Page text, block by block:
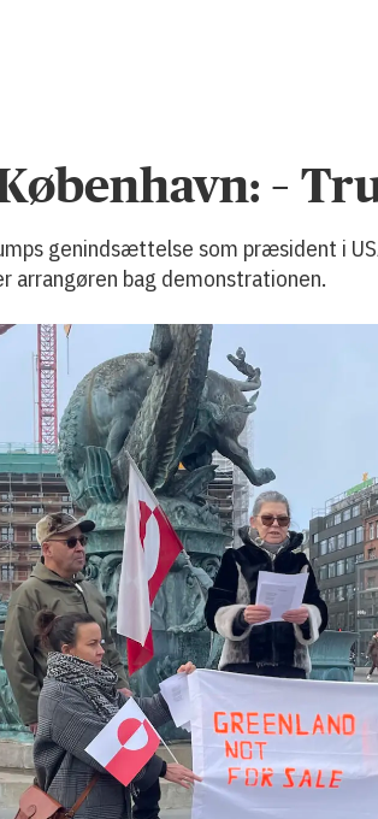
–
genindsættelse som præsident i
arrangøren bag demonstrationen.